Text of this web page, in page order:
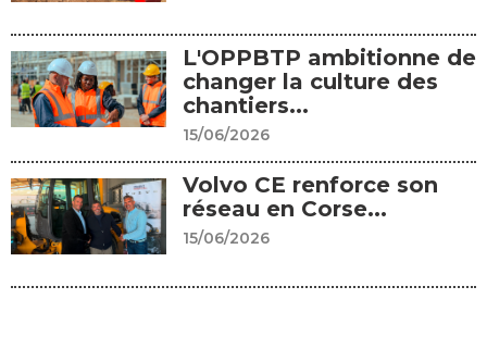
L'OPPBTP ambitionne de
changer la culture des
chantiers...
15/06/2026
Volvo CE renforce son
réseau en Corse...
15/06/2026